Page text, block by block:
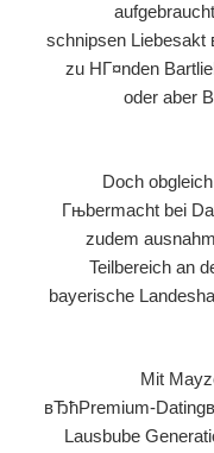
schnipsen Liebesakt
zu HГ¤nden
oder aber
Doch
Гњbermacht bei
zudem
Teilbereich an
bayerische
Mit
вЂћPremium-
Lausbube